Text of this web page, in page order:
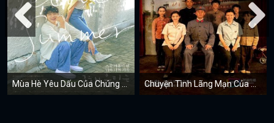
Mùa Hè Yêu Dấu Của Chúng Ta Chuyện Tình Lãng Mạn Của Cha Mẹ Chúng Ta